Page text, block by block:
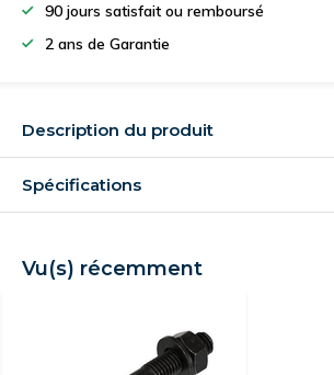
90 jours satisfait ou remboursé
2 ans de Garantie
Description du produit
Spécifications
Vu(s) récemment